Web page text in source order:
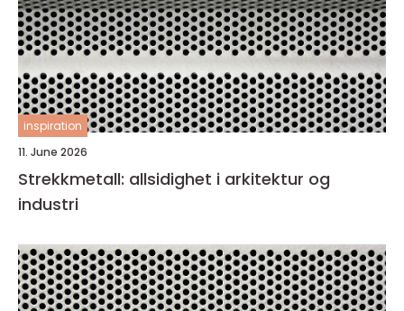
inspiration
11. June 2026
Strekkmetall: allsidighet i arkitektur og
industri